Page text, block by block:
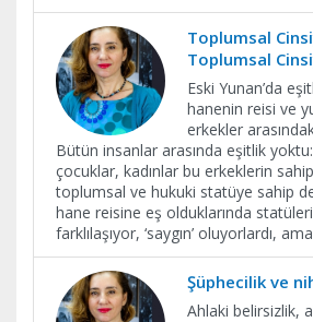
Toplumsal
Toplumsal
Eski Yunan’da
hanenin reisi ve
erkekler
Bütün insanlar arasında eşitlik
çocuklar, kadınlar bu erkeklerin
toplumsal ve hukuki statüye sahip
hane reisine eş olduklarında
farklılaşıyor, ‘saygın’ oluyorlardı,
Şüphecilik ve
Ahlaki belirsizlik,